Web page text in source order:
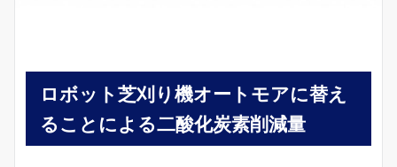
ロボット芝刈り機オートモアに替え
ることによる二酸化炭素削減量